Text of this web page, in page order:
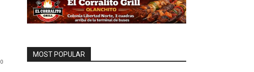
0
MOST POPULAR